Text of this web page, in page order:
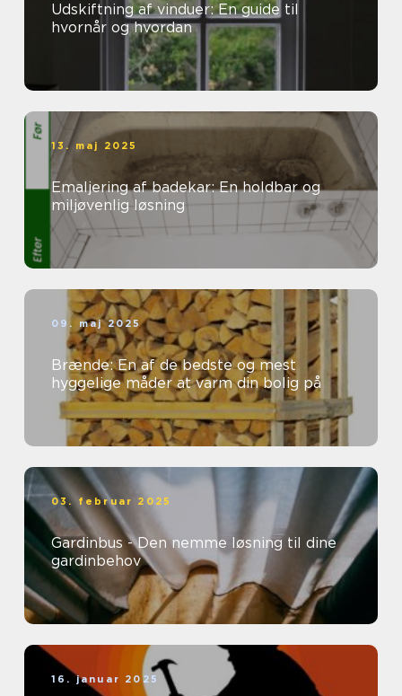
Udskiftning af vinduer: En guide til
hvornår og hvordan
13. maj 2025
Emaljering af badekar: En holdbar og
miljøvenlig løsning
09. maj 2025
Brænde: En af de bedste og mest
hyggelige måder at varm din bolig på
03. februar 2025
Gardinbus - Den nemme løsning til dine
gardinbehov
16. januar 2025